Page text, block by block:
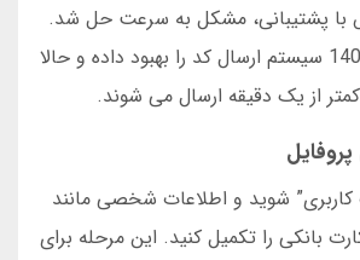
با پشتیبانی، مشکل به سرعت حل شد.
پابلو بت در سال 1404 سیستم ارسال کد را بهبود داده و حالا
شوید و اطلاعات شخصی مانند
بانکی را تکمیل کنید. این مرحله برای